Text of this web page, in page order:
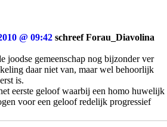
@ 09:42 schreef Forau_Diavolina
joodse gemeenschap nog bijzonder ver
daar niet van, maar wel behoorlijk
is.
eerste geloof waarbij een homo huwelijk
voor een geloof redelijk progressief